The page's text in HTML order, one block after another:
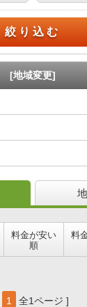
絞り込む
[地域変更]
料金が安い
順
料
1 全1ページ ]